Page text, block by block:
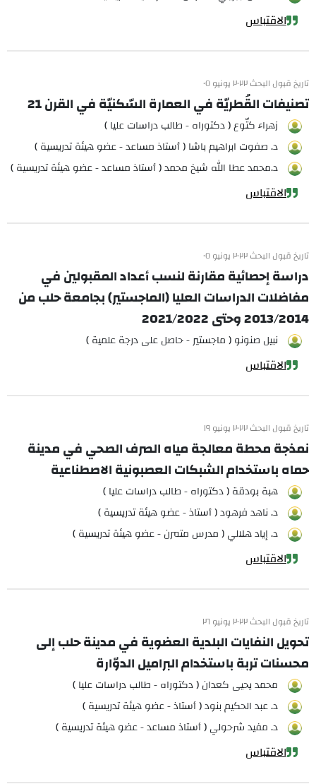
الاقتباس
تاريخ قبول البحث ٢٠٢٢ يونيو ٠٥
تصنيفات القُطريّة في العمارة السّكنيّة في القرن 21
زهراء كتّوع ( دكتوراه - طالب دراسات عليا )
د. صفوت ابراهيم باشا ( أستاذ مساعد - عضو هيئة تدريسية )
د.محمد عطا الله شيخ محمد ( أستاذ مساعد - عضو هيئة تدريسية )
الاقتباس
تاريخ قبول البحث ٢٠٢٢ يونيو ٠٥
دراسة إحصائية مقارنة لنسب أعداد المقبولين في
مفاضلات الدراسات العليا (الماجستير) بجامعة حلب من
2013/2014 وحتى 2021/2022
نبيل صنونو ( ماجستير - حاصل على درجة علمية )
الاقتباس
تاريخ قبول البحث ٢٠٢٢ يونيو ١٩
نمذجة محطة معالجة مياه الصرف الصحي في مدينة
حماه باستخدام الشبكات العصبونية الاصطناعية
هبة بودقة ( دكتوراه - طالب دراسات عليا )
د. ناهد فرهود ( أستاذ - عضو هيئة تدريسية )
د. إياد هلالي ( مدرس متمرن - عضو هيئة تدريسية )
الاقتباس
تاريخ قبول البحث ٢٠٢٢ يونيو ٢٦
تحويل النفايات البلدية العضوية في مدينة حلب إلى
محسنات تربة باستخدام البراميل الدوّارة
محمد يحيى كعدان ( دكتوراه - طالب دراسات عليا )
د. عبد الحكيم بنود ( أستاذ - عضو هيئة تدريسية )
د. مفيد شرحولي ( أستاذ مساعد - عضو هيئة تدريسية )
الاقتباس